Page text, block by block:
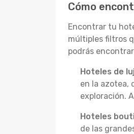
Cómo
Encontrar tu
múltiples filtros
podrás
Hoteles de
en la azotea,
exploración.
Hoteles
de las